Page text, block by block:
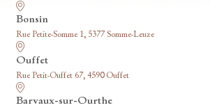
Bonsin
Rue Petite-Somme 1, 5377 Somme-Leuze
Ouffet
Rue Petit-Ouffet 67, 4590 Ouffet
Barvaux-sur-Ourthe